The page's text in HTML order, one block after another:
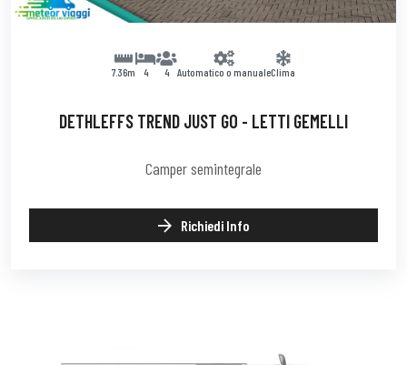
7.36m 4 4 Automatico o manualeClima
DETHLEFFS TREND JUST GO - LETTI GEMELLI
Camper semintegrale
Richiedi Info